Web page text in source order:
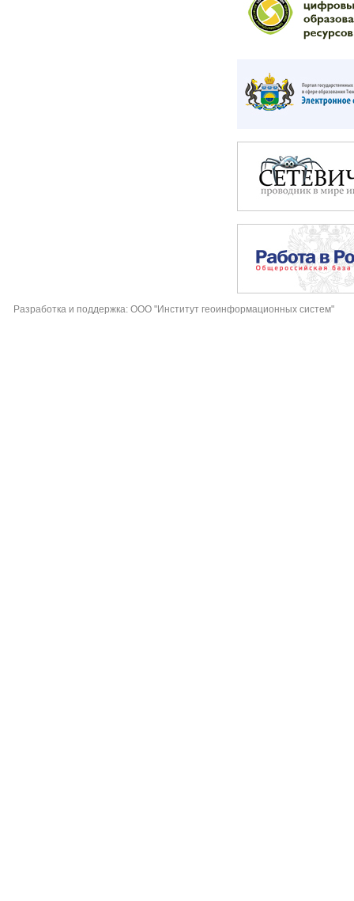
Разработка и поддержка: ООО "Институт геоинформационных систем"